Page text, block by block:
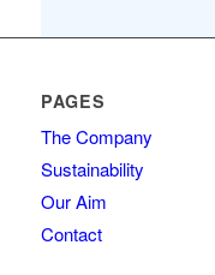
PAGES
The Company
Sustainability
Our Aim
Contact